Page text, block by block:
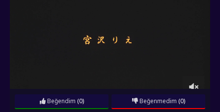
Beğendim (0) Beğenmedim (0)